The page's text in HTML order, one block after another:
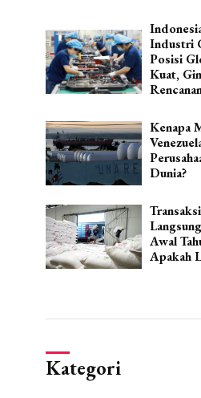
Industri
Posisi
Kuat,
Kenapa
Dunia?
Awal
Apakah
Kategori